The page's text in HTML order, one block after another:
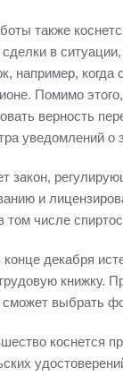
также
в
например,
Помимо
верность
уведомлений о
закон,
и
том числе
декабря
книжку.
сможет выбрать
коснется